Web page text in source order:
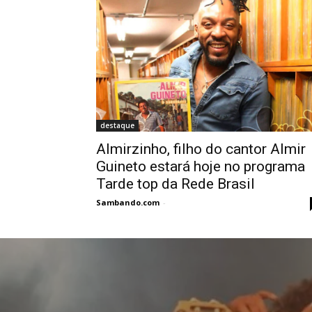
destaque
Almirzinho, filho do cantor Almir
Guineto estará hoje no programa
Tarde top da Rede Brasil
Sambando.com -